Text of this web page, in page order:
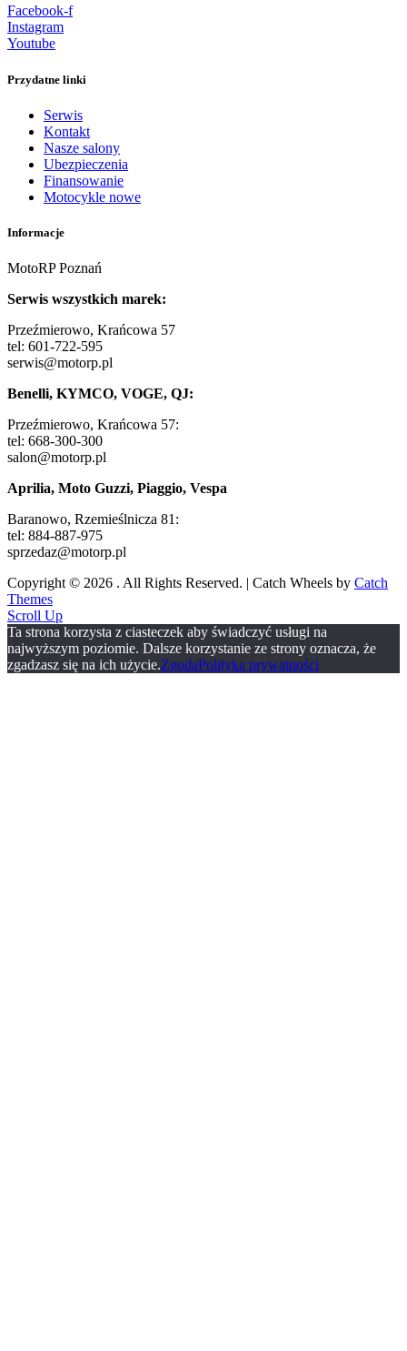
Facebook-f
Instagram
Youtube
Przydatne linki
Serwis
Kontakt
Nasze salony
Ubezpieczenia
Finansowanie
Motocykle nowe
Informacje
MotoRP Poznań
Serwis wszystkich marek:
Przeźmierowo, Krańcowa 57
tel: 601-722-595
serwis@motorp.pl
Benelli, KYMCO, VOGE, QJ:
Przeźmierowo, Krańcowa 57:
tel: 668-300-300
salon@motorp.pl
Aprilia, Moto Guzzi, Piaggio, Vespa
Baranowo, Rzemieślnicza 81:
tel: 884-887-975
sprzedaz@motorp.pl
Copyright © 2026 . All Rights Reserved. | Catch Wheels by Catch
Themes
Scroll Up
Ta strona korzysta z ciasteczek aby świadczyć usługi na
najwyższym poziomie. Dalsze korzystanie ze strony oznacza, że
zgadzasz się na ich użycie.ZgodaPolityka prywatności